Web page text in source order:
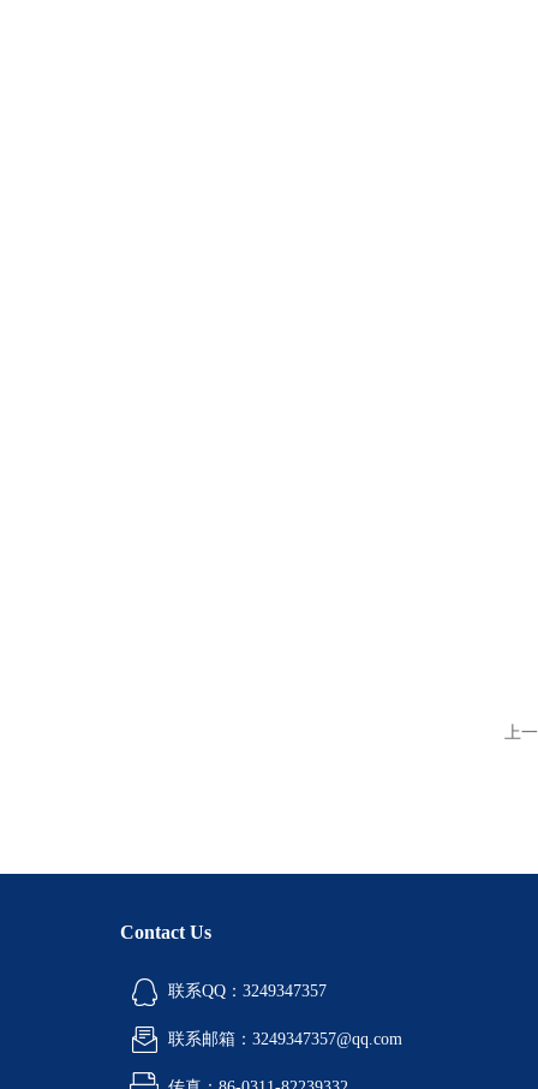
上
Contact Us
联系QQ：3249347357
联系邮箱：3249347357@qq.com